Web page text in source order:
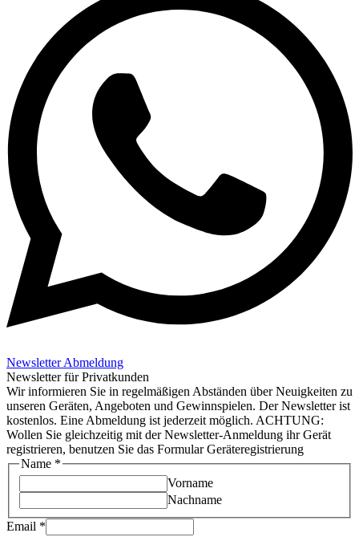
Newsletter Abmeldung
Newsletter für Privatkunden
Wir informieren Sie in regelmäßigen Abständen über Neuigkeiten zu
unseren Geräten, Angeboten und Gewinnspielen. Der Newsletter ist
kostenlos. Eine Abmeldung ist jederzeit möglich. ACHTUNG:
Wollen Sie gleichzeitig mit der Newsletter-Anmeldung ihr Gerät
registrieren, benutzen Sie das Formular Geräteregistrierung
Name *
Vorname
Nachname
Email *